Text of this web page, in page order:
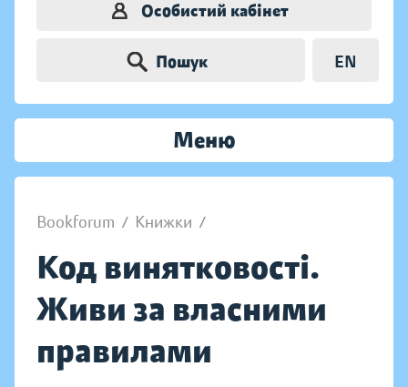
Особистий кабінет
Пошук EN
Меню
Bookforum / Книжки /
Код винятковості.
Живи за власними
правилами